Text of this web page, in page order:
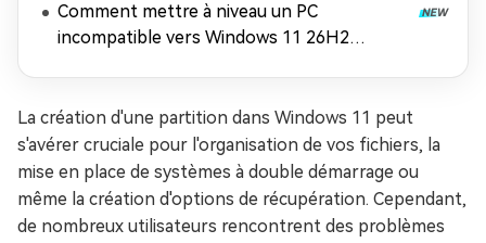
Comment mettre à niveau un PC
incompatible vers Windows 11 26H2
La création d'une partition dans Windows 11 peut
s'avérer cruciale pour l'organisation de vos fichiers, la
mise en place de systèmes à double démarrage ou
même la création d'options de récupération. Cependant,
de nombreux utilisateurs rencontrent des problèmes